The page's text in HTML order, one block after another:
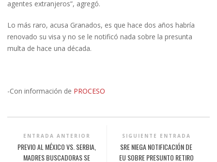
agentes extranjeros”, agregó.
Lo más raro, acusa Granados, es que hace dos años habría
renovado su visa y no se le notificó nada sobre la presunta
multa de hace una década.
-Con información de PROCESO
ENTRADA ANTERIOR
PREVIO AL MÉXICO VS. SERBIA,
MADRES BUSCADORAS SE
SIGUIENTE ENTRADA
SRE NIEGA NOTIFICACIÓN DE
EU SOBRE PRESUNTO RETIRO